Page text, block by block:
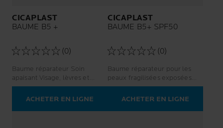
CICAPLAST
BAUME B5 +
(0)
Baume réparateur Soin
apaisant Visage, lèvres et
corps
ACHETER EN LIGNE
CICAPLAST
BAUME B5+ SPF50
(0)
Baume réparateur pour les
peaux fragilisées exposées
aux UV ou à risque de
pigmentation
ACHETER EN LIGNE